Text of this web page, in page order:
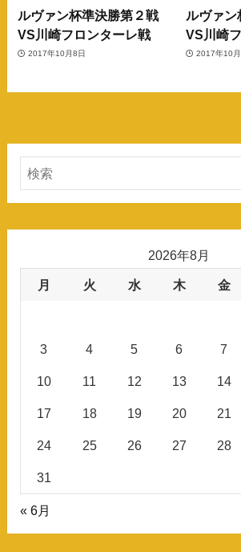
ルヴァン杯準決勝第２戦
VS川崎フロンターレ戦
2017年10月8日
ルヴァン
VS川崎
2017年10月
2026年8月
月 火 水 木 金
3 4 5 6 7
10 11 12 13 14
17 18 19 20 21
24 25 26 27 28
31
« 6月